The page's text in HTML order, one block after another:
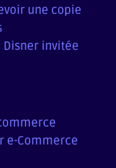
une copie
Disner invitée
e-Commerce